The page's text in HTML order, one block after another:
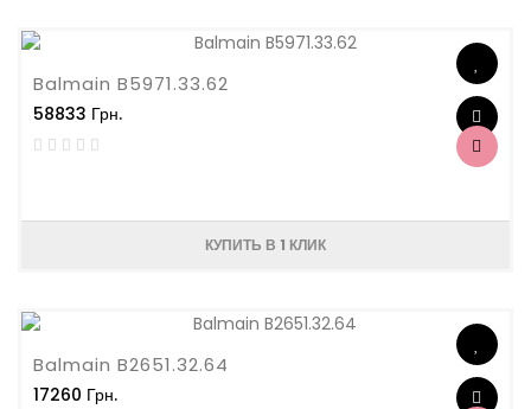
Balmain B5971.33.62
58833 Грн.
КУПИТЬ В 1 КЛИК
Balmain B2651.32.64
17260 Грн.